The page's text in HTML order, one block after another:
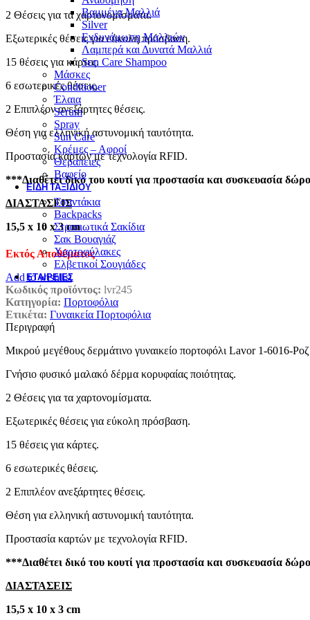
Βαμμένα Μαλλιά
Silver
Ενδυνάμωση Μαλλιών
Λαμπερά και Δυνατά Μαλλιά
Sun Care Shampoo
Μάσκες
Conditioner
Έλαια
Serum
Spray
Sun Care
Κρέμες – Αφροί
Θεραπειες
Βαφείο
ΕΊΔΗ ΤΑΞΙΔΙΟΎ
Τσαντάκια
Backpacks
Στρατιωτικά Σακίδια
Σακ Βουαγιάζ
Χαρτοφύλακες
Ελβετικοί Σουγιάδες
ΕΤΑΙΡΕΊΕΣ
2 Θέσεις για τα χαρτονομίσματα.
Εξωτερικές θέσεις για εύκολη πρόσβαση.
15 θέσεις για κάρτες.
6 εσωτερικές θέσεις.
2 Επιπλέον ανεξάρτητες θέσεις.
Θέση για ελληνική αστυνομική ταυτότητα.
Προστασία καρτών με τεχνολογία RFID.
***Διαθέτει δικό του κουτί για προστασία και συσκευασία
ΔΙΑΣΤΑΣΕΙΣ
15,5 x 10 x 3 cm
Εκτός Αποθέματος
Add to wishlist
Κωδικός προϊόντος: lvr245
Κατηγορία: Πορτοφόλια
Ετικέτα: Γυναικεία Πορτοφόλια
Περιγραφή
Μικρού μεγέθους δερμάτινο γυναικείο πορτοφόλι Lavor 1-6016-Ροζ
Γνήσιο φυσικό μαλακό δέρμα κορυφαίας ποιότητας.
2 Θέσεις για τα χαρτονομίσματα.
Εξωτερικές θέσεις για εύκολη πρόσβαση.
15 θέσεις για κάρτες.
6 εσωτερικές θέσεις.
2 Επιπλέον ανεξάρτητες θέσεις.
Θέση για ελληνική αστυνομική ταυτότητα.
Προστασία καρτών με τεχνολογία RFID.
***Διαθέτει δικό του κουτί για προστασία και συσκευασία
ΔΙΑΣΤΑΣΕΙΣ
15,5 x 10 x 3 cm